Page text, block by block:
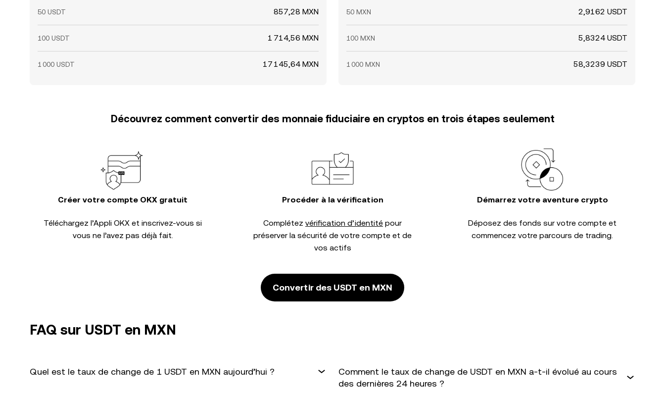
50 USDT 857,28 MXN
100 USDT 1 714,56 MXN
1 000 USDT 17 145,64 MXN
50 MXN 2,9162 USDT
100 MXN 5,8324 USDT
1 000 MXN 58,3239 USDT
Découvrez comment convertir des monnaie fiduciaire en cryptos en trois étapes seulement
Créer votre compte OKX gratuit
Téléchargez l’Appli OKX et inscrivez-vous si
vous ne l’avez pas déjà fait.
Procéder à la vérification
Complétez vérification d’identité pour
préserver la sécurité de votre compte et de
vos actifs
Démarrez votre aventure crypto
Déposez des fonds sur votre compte et
commencez votre parcours de trading.
Convertir des USDT en MXN
FAQ sur USDT en MXN
Quel est le taux de change de 1 USDT en MXN aujourd’hui ?
Comment le taux de change de USDT en MXN a-t-il évolué au cours
des dernières 24 heures ?